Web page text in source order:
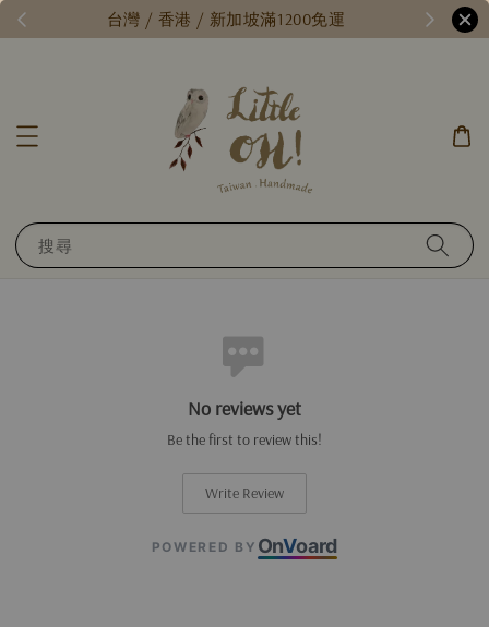
台灣 / 香港 / 新加坡滿1200免運
搜尋
No reviews yet
Be the first to review this!
Write Review
POWERED BY OnVoard